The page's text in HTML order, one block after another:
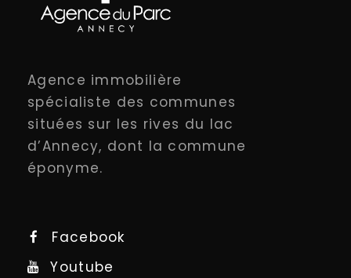
Agence immobilière
spécialiste des communes
situées sur les rives du lac
d’Annecy, dont la commune
éponyme.
Facebook
Youtube